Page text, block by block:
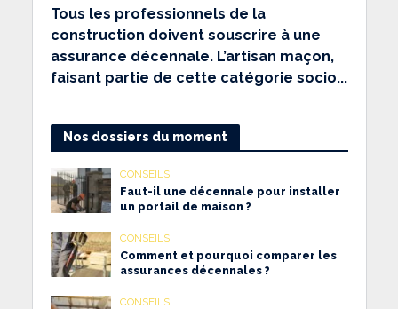
Tous les professionnels de la
construction doivent souscrire à une
assurance décennale. L’artisan maçon,
faisant partie de cette catégorie socio...
Nos dossiers du moment
CONSEILS
Faut-il une décennale pour installer
un portail de maison ?
CONSEILS
Comment et pourquoi comparer les
assurances décennales ?
CONSEILS